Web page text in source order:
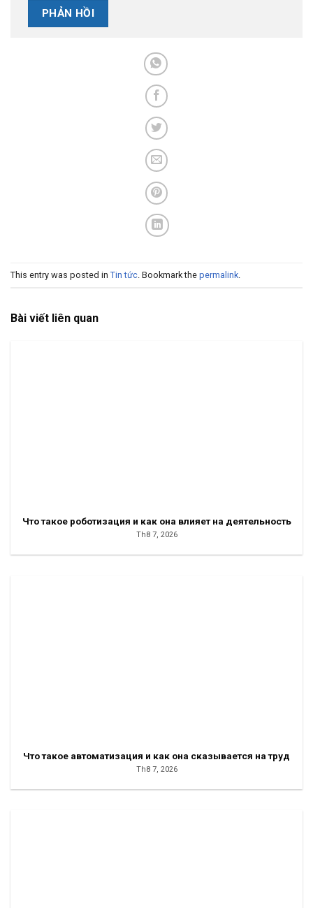
This entry was posted in Tin tức . Bookmark the permalink
Bài viết liên quan
Что такое роботизация и как она влияет на деятельность
Th8 7, 2026
Что такое автоматизация и как она сказывается на труд
Th8 7, 2026